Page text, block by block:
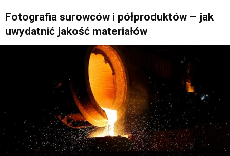
Fotografia surowców i półproduktów – jak
uwydatnić jakość materiałów